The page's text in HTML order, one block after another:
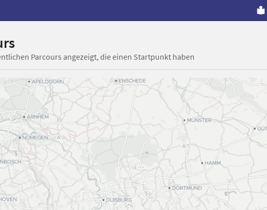
Parcours angezeigt, die einen Startpunkt haben